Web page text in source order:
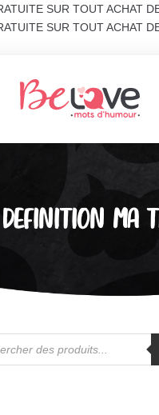
SUR TOUT ACHAT
SUR TOUT ACHAT
DEFINITION MA